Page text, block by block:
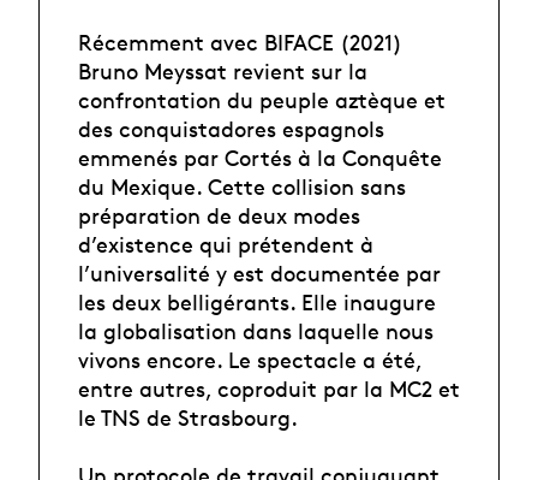
Récemment avec BIFACE (2021)
Bruno Meyssat revient sur la
confrontation du peuple aztèque et
des conquistadores espagnols
emmenés par Cortés à la Conquête
du Mexique. Cette collision sans
préparation de deux modes
d’existence qui prétendent à
l’universalité y est documentée par
les deux belligérants. Elle inaugure
la globalisation dans laquelle nous
vivons encore. Le spectacle a été,
entre autres, coproduit par la MC2 et
le TNS de Strasbourg.